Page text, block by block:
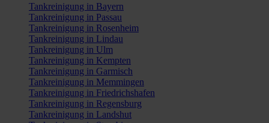
Tankreinigung in Bayern
Tankreinigung in Passau
Tankreinigung in Rosenheim
Tankreinigung in Lindau
Tankreinigung in Ulm
Tankreinigung in Kempten
Tankreinigung in Garmisch
Tankreinigung in Memmingen
Tankreinigung in Friedrichshafen
Tankreinigung in Regensburg
Tankreinigung in Landshut